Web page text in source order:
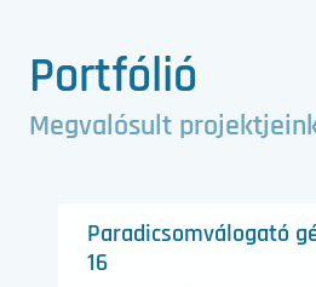
Portfólió
Megvalósult
Paradicsomválogató
16